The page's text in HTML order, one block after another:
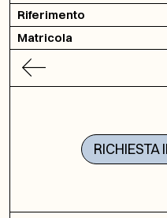
Riferimento
Matricola
RICHIESTA